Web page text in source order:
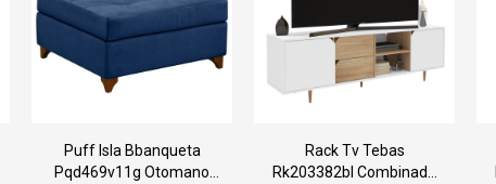
Puff Isla Bbanqueta
Pqd469v11g Otomano
Rack Tv Tebas
Rk203382bl Combinado